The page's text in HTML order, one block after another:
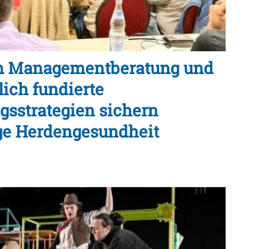
Managementberatung und
fundierte
sichern
Herdengesundheit